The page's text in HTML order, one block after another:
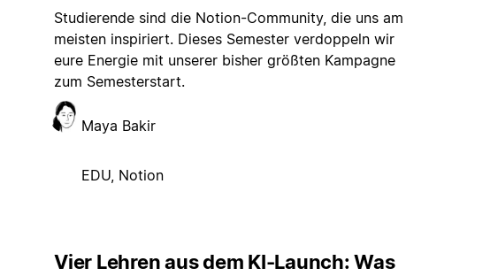
Studierende sind die Notion-Community, die uns am
meisten inspiriert. Dieses Semester verdoppeln wir
eure Energie mit unserer bisher größten Kampagne
zum Semesterstart.
Maya Bakir
EDU, Notion
Vier Lehren aus dem KI-Launch: Was